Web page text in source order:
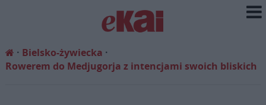
Bielsko-żywiecka
Rowerem do Medjugorja z intencjami swoich bliskich